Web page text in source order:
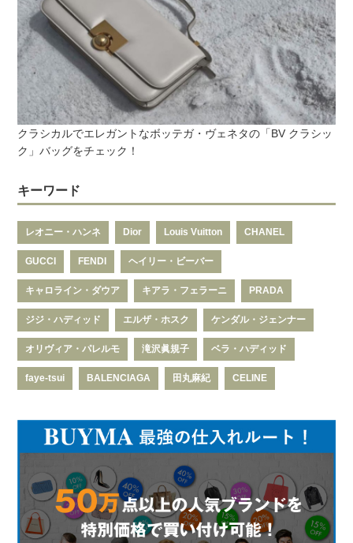
クラシカルでエレガントなボッテガ・ヴェネタの「BV クラシッ
ク」バッグをチェック！
キーワード
レオニー・ハンネ Dior Louis Vuitton CHANEL
GUCCI FENDI ヘイリー・ビーバー
キャロライン・ダウア キアラ・フェラーニ PRADA
ジジ・ハディッド エルザ・ホスク ケンダル・ジェンナー
オリヴィア・パレルモ 滝沢眞規子 ベラ・ハディッド
faye-tsui BALENCIAGA 田丸麻紀 CELINE